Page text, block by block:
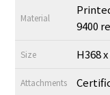
Material
9400
Size H368
Attachments